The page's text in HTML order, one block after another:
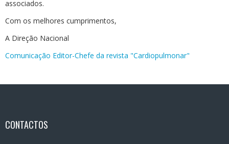
associados.
Com os melhores cumprimentos,
A Direção Nacional
Comunicação Editor-Chefe da revista "Cardiopulmonar"
CONTACTOS